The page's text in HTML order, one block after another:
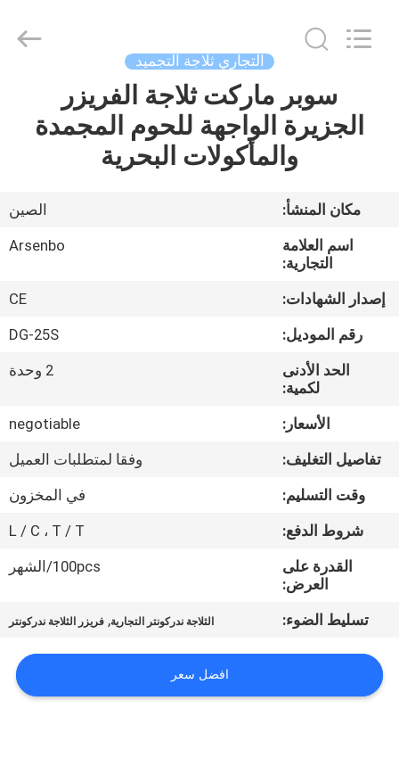
أشرطة
فيديو
معلومات
جولة
المعمل
رقابة
جودة
أخبار
equipments
limited.
التجاري ثلاجة التجميد
سوبر ماركت ثلاجة الفريزر
الجزيرة الواجهة للحوم المجمدة
والمأكولات البحرية
مكان المنشأ:
الصين
اسم العلامة
التجارية:
Arsenbo
إصدار الشهادات:
CE
رقم الموديل:
DG-25S
الحد الأدنى
لكمية:
2 وحدة
الأسعار:
negotiable
تفاصيل التغليف:
وفقا لمتطلبات العميل
وقت التسليم:
في المخزون
شروط الدفع:
L / C ، T / T
القدرة على
العرض:
100pcs/الشهر
تسليط الضوء: الثلاجة ندركونتر التجارية, فريزر الثلاجة ندركونتر
افضل سعر